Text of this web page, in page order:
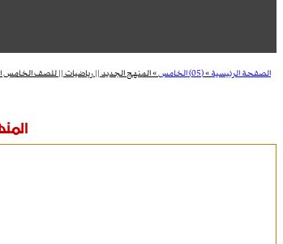
الصفحة الرئيسية»(05) الخامس »المنهج الجديد || رياضيات || للصف الخامس